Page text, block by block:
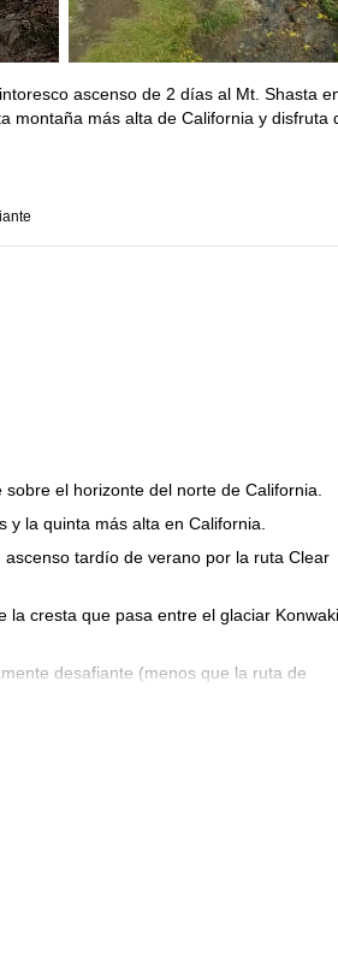
ascenso de 2 días al Mt. Shasta
montaña más alta de California y disfruta
el horizonte del norte de California.
la quinta más alta en California.
tardío de verano por la ruta Clear
cresta que pasa entre el glaciar
desafiante (menos que la ruta de
de los frutos de nuestro trabajo y
al punto de inicio.
2 días al Mt. Shasta por la ruta Clear